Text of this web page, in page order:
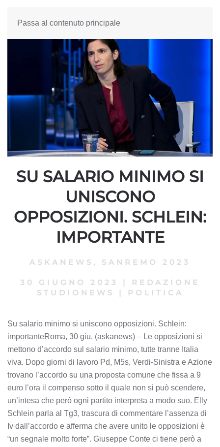
Passa al contenuto principale
SU SALARIO MINIMO SI
UNISCONO
OPPOSIZIONI. SCHLEIN:
IMPORTANTE
ASKANEWS , SANREMO 2023
30 GIUGNO 2023 |
REDAZIONE
STUDIONEWS
| POLITICA
Su salario minimo si uniscono opposizioni. Schlein:
importanteRoma, 30 giu. (askanews) – Le opposizioni si
mettono d’accordo sul salario minimo, tutte tranne Italia
viva. Dopo giorni di lavoro Pd, M5s, Verdi-Sinistra e Azione
trovano l’accordo su una proposta comune che fissa a 9
euro l’ora il compenso sotto il quale non si può scendere,
un’intesa che però ogni partito interpreta a modo suo. Elly
Schlein parla al Tg3, trascura di commentare l’assenza di
Iv dall’accordo e afferma che avere unito le opposizioni è
“un segnale molto forte”. Giuseppe Conte ci tiene però a